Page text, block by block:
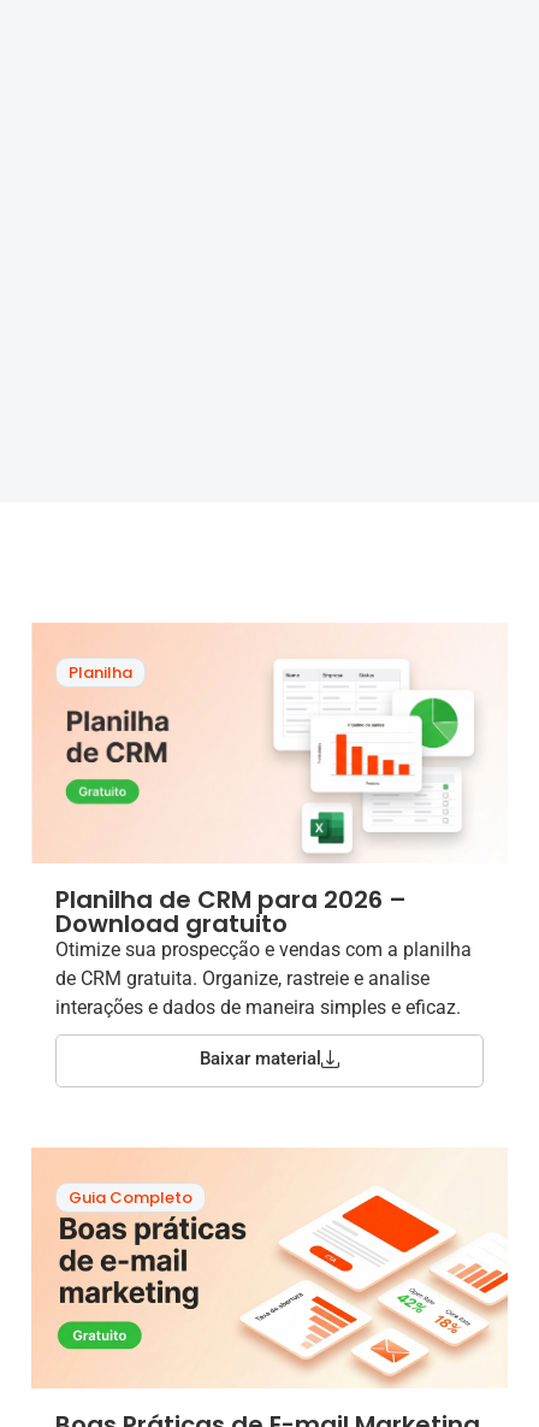
Planilha
Planilha de CRM para 2026 –
Download gratuito
Otimize sua prospecção e vendas com a planilha
de CRM gratuita. Organize, rastreie e analise
interações e dados de maneira simples e eficaz.
Baixar material
Guia Completo